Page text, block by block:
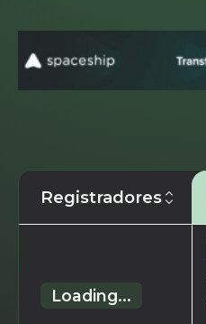
Registradores
Loading...